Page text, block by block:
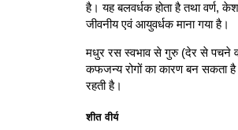
है। यह बलवर्धक होता है तथा वर्ण,
जीवनीय एवं आयुवर्धक माना गया है।
मधुर रस स्वभाव से गुरु (देर से पचने
कफजन्य रोगों का कारण बन सकता
रहती है।
शीत वीर्य